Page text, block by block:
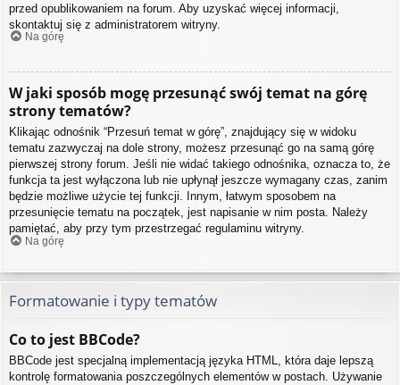
przed opublikowaniem na forum. Aby uzyskać więcej informacji,
skontaktuj się z administratorem witryny.
Na górę
W jaki sposób mogę przesunąć swój temat na górę
strony tematów?
Klikając odnośnik “Przesuń temat w górę”, znajdujący się w widoku
tematu zazwyczaj na dole strony, możesz przesunąć go na samą górę
pierwszej strony forum. Jeśli nie widać takiego odnośnika, oznacza to, że
funkcja ta jest wyłączona lub nie upłynął jeszcze wymagany czas, zanim
będzie możliwe użycie tej funkcji. Innym, łatwym sposobem na
przesunięcie tematu na początek, jest napisanie w nim posta. Należy
pamiętać, aby przy tym przestrzegać regulaminu witryny.
Na górę
Formatowanie i typy tematów
Co to jest BBCode?
BBCode jest specjalną implementacją języka HTML, która daje lepszą
kontrolę formatowania poszczególnych elementów w postach. Używanie